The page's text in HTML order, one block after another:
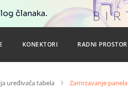
članaka.
KONEKTORI RADNI PROSTOR
uređivača tabela Zamrzavanje panela